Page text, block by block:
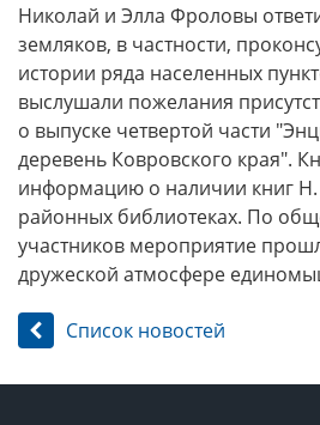
Николай и Элла Фроловы
земляков, в частности,
истории ряда населенных
выслушали пожелания
о выпуске четвертой части
деревень Ковровского края".
информацию о наличии книг
районных библиотеках. По
участников мероприятие
дружеской атмосфере
Список новостей